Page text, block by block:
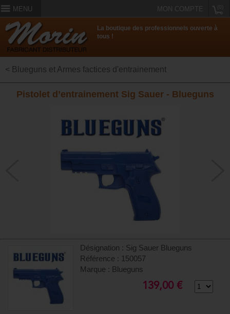
MENU MON COMPTE
La boutique des professionnels ouverte à
tous !
< Blueguns et Armes factices d'entrainement
Pistolet d’entrainement Sig Sauer - Blueguns
Désignation : Sig Sauer Blueguns
Référence : 150057
Marque : Blueguns
139,00 €